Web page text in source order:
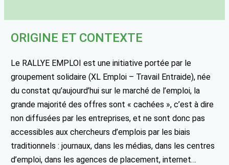
ORIGINE ET CONTEXTE
Le RALLYE EMPLOI est une initiative portée par le
groupement solidaire (XL Emploi – Travail Entraide), née
du constat qu’aujourd’hui sur le marché de l’emploi, la
grande majorité des offres sont « cachées », c’est à dire
non diffusées par les entreprises, et ne sont donc pas
accessibles aux chercheurs d’emplois par les biais
traditionnels : journaux, dans les médias, dans les centres
d’emploi, dans les agences de placement, internet…